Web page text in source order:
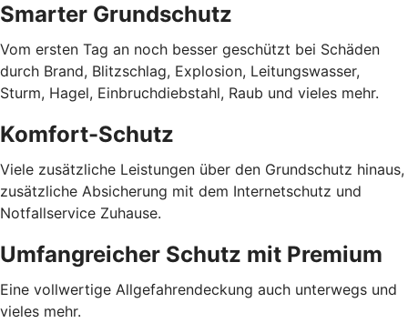
Smarter Grundschutz
Vom ersten Tag an noch besser geschützt bei Schäden
durch Brand, Blitzschlag, Explosion, Leitungswasser,
Sturm, Hagel, Einbruchdiebstahl, Raub und vieles mehr.
Komfort-Schutz
Viele zusätzliche Leistungen über den Grundschutz hinaus,
zusätzliche Absicherung mit dem Internetschutz und
Notfallservice Zuhause.
Umfangreicher Schutz mit Premium
Eine vollwertige Allgefahrendeckung auch unterwegs und
vieles mehr.